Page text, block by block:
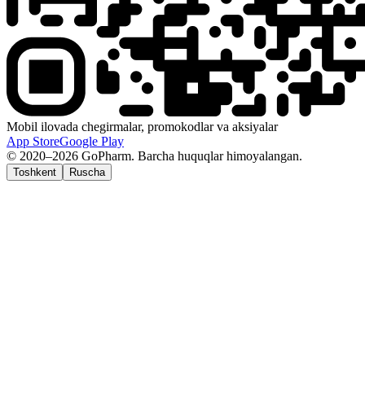
Mobil ilovada chegirmalar, promokodlar va aksiyalar
App StoreGoogle Play
© 2020–2026 GoPharm. Barcha huquqlar himoyalangan.
Toshkent Ruscha